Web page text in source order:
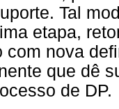
Tal
etapa,
com nova
que dê
de DP.